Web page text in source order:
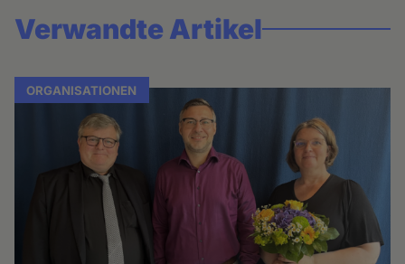
Verwandte Artikel
ORGANISATIONEN